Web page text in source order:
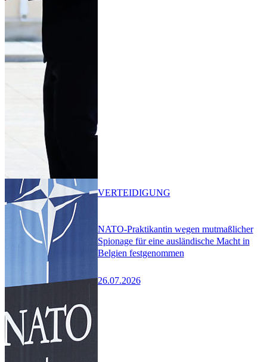
NATO-Praktikantin wegen mutmaßlicher
Spionage für eine ausländische Macht in
Belgien festgenommen
26.07.2026
VERTEIDIGUNG